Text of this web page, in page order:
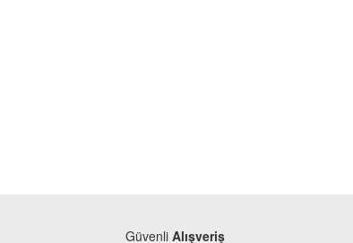
Güvenli Alışveriş